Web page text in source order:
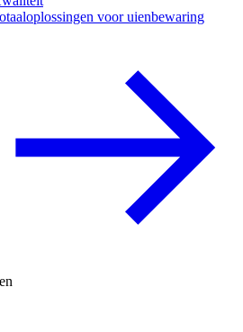
voor uienbewaring